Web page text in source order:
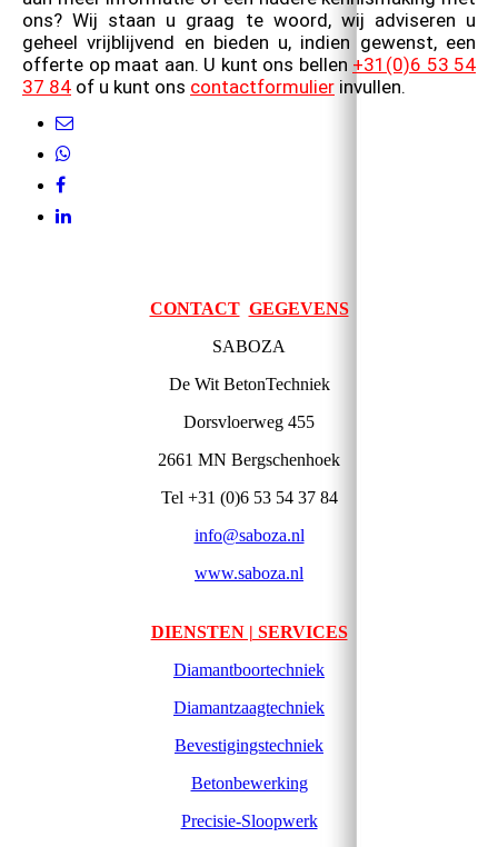
ons? Wij staan u graag te woord, wij adviseren u
geheel vrijblijvend en bieden u, indien gewenst, een
offerte op maat aan. U kunt ons bellen +31(0)6 53 54
37 84 of u kunt ons contactformulier invullen.
CONTACT GEGEVENS
SABOZA
De Wit BetonTechniek
Dorsvloerweg 455
2661 MN Bergschenhoek
Tel +31 (0)6 53 54 37 84
info@saboza.nl
www.saboza.nl
DIENSTEN | SERVICES
Diamantboortechniek
Diamantzaagtechniek
Bevestigingstechniek
Betonbewerking
Precisie-Sloopwerk